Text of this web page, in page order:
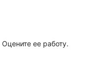
Оцените ее работу.